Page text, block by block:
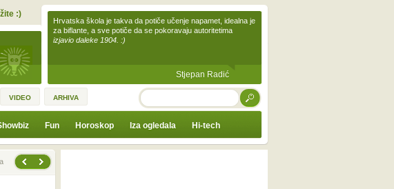
:)
Hrvatska škola je takva da potiče učenje napamet, idealna je
za biflante, a sve potiče da se pokoravaju autoritetima
izjavio daleke 1904. :)
Stjepan Radić
VIDEO ARHIVA TRAŽI
Fun Horoskop Iza ogledala Hi-tech